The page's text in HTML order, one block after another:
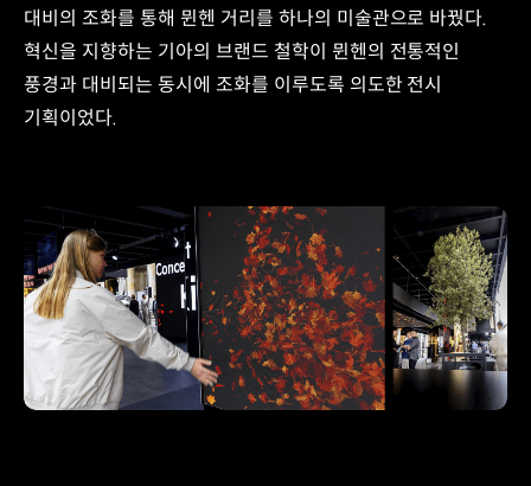
대비의 조화를 통해 뮌헨 거리를 하나의 미술관으로 바꿨다.
혁신을 지향하는 기아의 브랜드 철학이 뮌헨의 전통적인
풍경과 대비되는 동시에 조화를 이루도록 의도한 전시
기획이었다.